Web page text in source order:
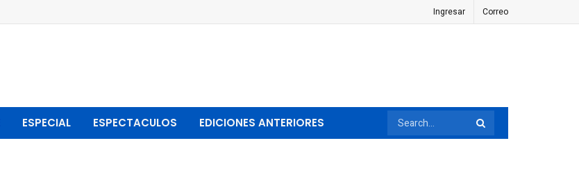
Ingresar Correo
ESPECIAL ESPECTACULOS EDICIONES ANTERIORES